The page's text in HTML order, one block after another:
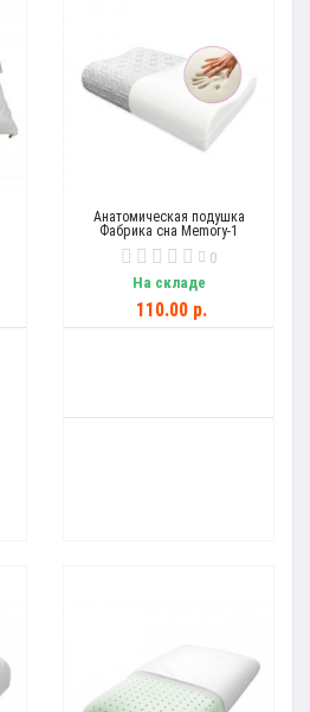
Анатомическая подушка
Фабрика сна Memory-1
0
На складе
110.00 р.